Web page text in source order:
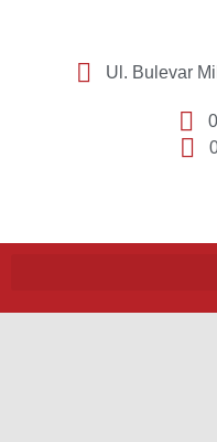
Ul. Bulevar